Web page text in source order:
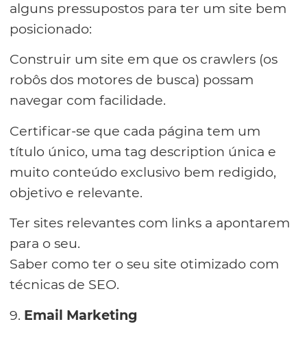
alguns pressupostos para ter um site bem
posicionado:
Construir um site em que os crawlers (os
robôs dos motores de busca) possam
navegar com facilidade.
Certificar-se que cada página tem um
título único, uma tag description única e
muito conteúdo exclusivo bem redigido,
objetivo e relevante.
Ter sites relevantes com links a apontarem
para o seu.
Saber como ter o seu site otimizado com
técnicas de SEO.
9. Email Marketing